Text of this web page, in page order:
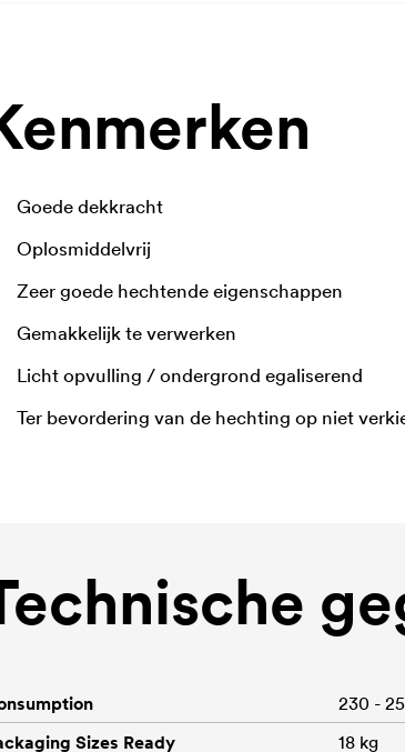
Goede dekkracht
Oplosmiddelvrij
Zeer goede hechtende eigenschappen
Gemakkelijk te verwerken
Licht opvulling / ondergrond egaliserend
Ter bevordering van de hechting op niet
230 -
Sizes Ready
18 kg